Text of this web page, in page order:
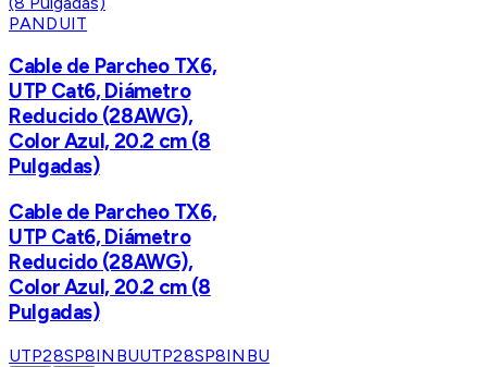
PANDUIT
Cable de Parcheo TX6,
UTP Cat6, Diámetro
Reducido (28AWG),
Color Azul, 20.2 cm (8
Pulgadas)
Cable de Parcheo TX6,
UTP Cat6, Diámetro
Reducido (28AWG),
Color Azul, 20.2 cm (8
Pulgadas)
UTP28SP8INBUUTP28SP8INBU